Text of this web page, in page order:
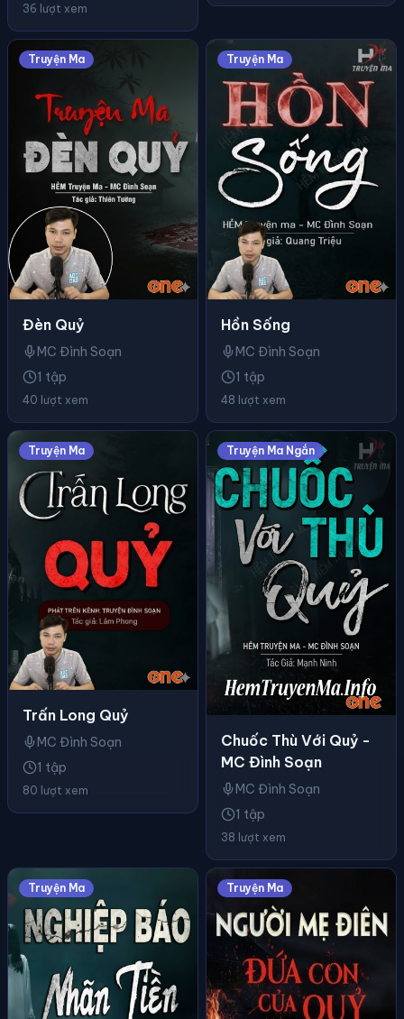
36 lượt xem
Truyện Ma
Đèn Quỷ
MC Đình Soạn
1 tập
40 lượt xem
Truyện Ma
Hồn Sống
MC Đình Soạn
1 tập
48 lượt xem
Truyện Ma
Trấn Long Quỷ
MC Đình Soạn
1 tập
80 lượt xem
Truyện Ma Ngắn
Chuốc Thù Với Quỷ -
MC Đình Soạn
MC Đình Soạn
1 tập
38 lượt xem
Truyện Ma Truyện Ma